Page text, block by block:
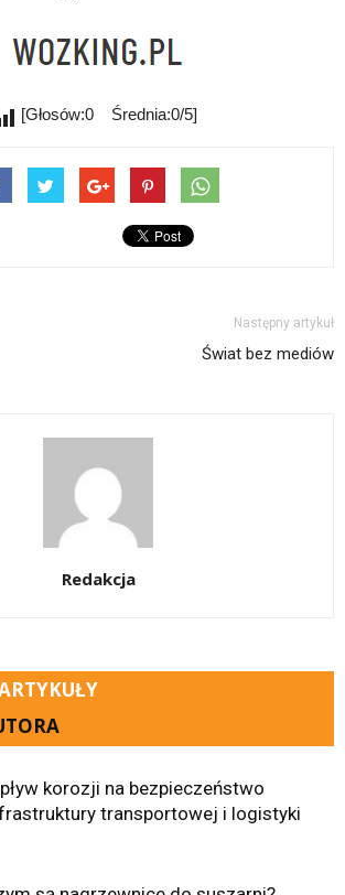
[Głosów:0 Średnia:0/5]
Następny artykuł
Świat bez mediów
Redakcja
korozji na bezpieczeństwo
transportowej i logistyki